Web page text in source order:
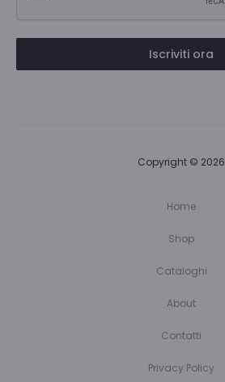
Iscriviti ora
Copyright © 2026
Home
Shop
Cataloghi
About
Contatti
Privacy Policy